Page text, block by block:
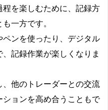
程を楽しむために、記録方
一方です。
ンを使ったり、デジタル
記録作業が楽しくなりま
他のトレーダーとの交流
ョンを高め合うこともで